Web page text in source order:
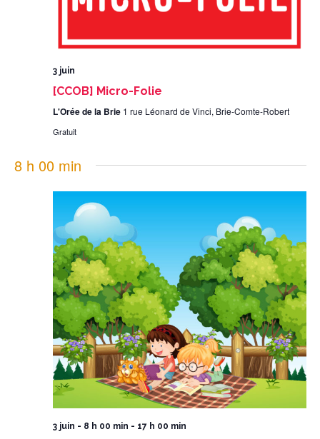
3 juin
[CCOB] Micro-Folie
L'Orée de la Brie 1 rue Léonard de Vinci, Brie-Comte-Robert
Gratuit
8 h 00 min
3 juin - 8 h 00 min - 17 h 00 min